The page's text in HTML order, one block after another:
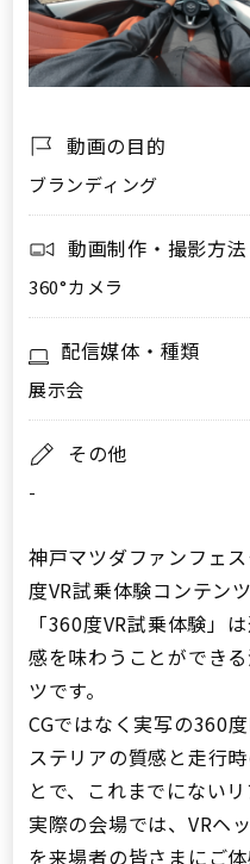
動画の目的
ブランディング
動画制作・撮影方法
360°カメラ
配信媒体・種類
展示会
その他
-
神戸マツダファンフェ
度VR試乗体験コンテン
「360度VR試乗体験」
感を味わうことができ
ツです。
CGではなく実写の360
ステリアの質感と走行
とで、これまでにない
実際の会場では、VRヘ
を来場者の皆さまにご